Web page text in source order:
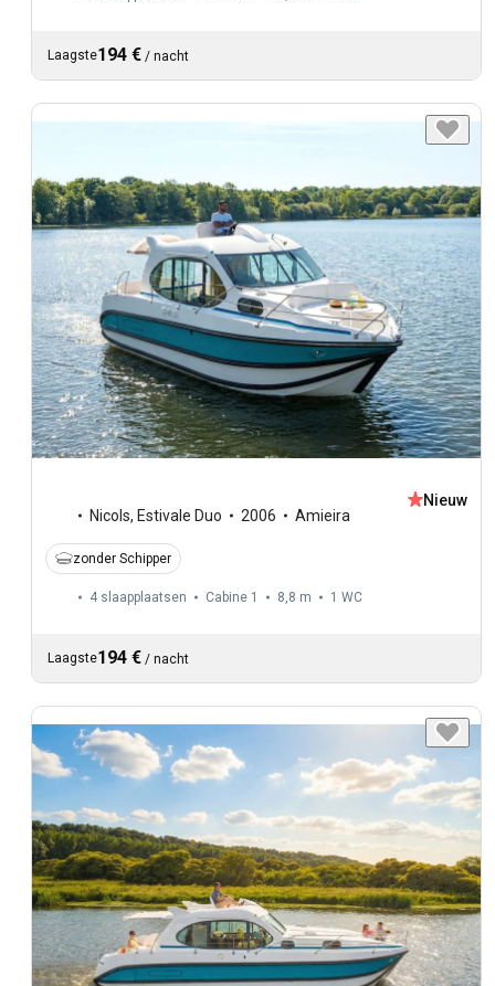
Laagste194 € / nacht
Nicols, Estivale Duo 2006 Amieira
Nieuw
zonder Schipper
4 slaapplaatsen Cabine 1 8,8 m 1 WC
Laagste194 € / nacht